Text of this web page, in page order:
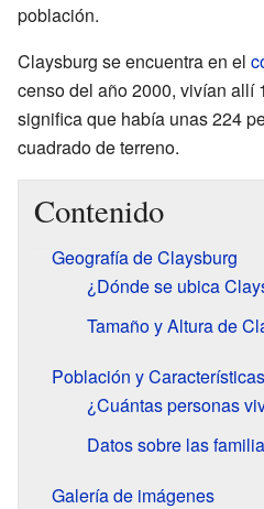
población.
Claysburg se encuentra en el
censo del año 2000, vivían allí
significa que había unas 224
cuadrado de terreno.
Contenido
Geografía de Claysburg
¿Dónde se ubica
Tamaño y Altura de
Población y
¿Cuántas personas
Datos sobre las
Galería de imágenes